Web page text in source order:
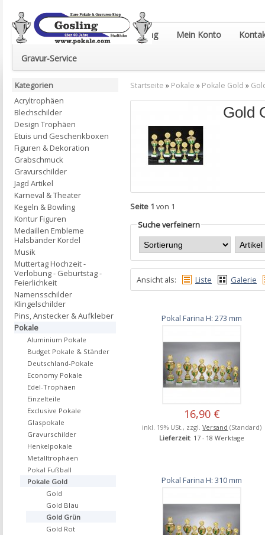
Euro-Pokale & Gravur-Shop Gosling Mein Konto
Gravur-Service
Startseite » Pokale » Pokale Gold »
Gold
Seite 1 von 1
Suche verfeinern
Ansicht als: Liste Galerie
Pokal Farina H: 273 mm
16,90 €
inkl. 19% USt., zzgl.Versand (Standard)
Lieferzeit: 17 - 18 Werktage
Pokal Farina H: 310 mm
Kategorien
Acryltrophäen
Blechschilder
Design Trophäen
Etuis und Geschenkboxen
Figuren & Dekoration
Grabschmuck
Gravurschilder
Jagd Artikel
Karneval & Theater
Kegeln & Bowling
Kontur Figuren
Medaillen Embleme
Halsbänder Kordel
Musik
Muttertag Hochzeit -
Verlobung - Geburtstag -
Feierlichkeit
Namensschilder
Klingelschilder
Pins, Anstecker & Aufkleber
Pokale
Aluminium Pokale
Budget Pokale & Ständer
Deutschland-Pokale
Economy Pokale
Edel-Trophäen
Einzelteile
Exclusive Pokale
Glaspokale
Gravurschilder
Henkelpokale
Metalltrophäen
Pokal Fußball
Pokale Gold
Gold
Gold Blau
Gold Grün
Gold Rot